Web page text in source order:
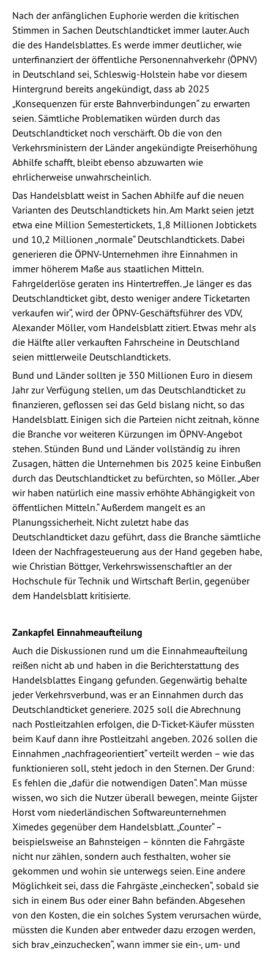
Nach der anfänglichen Euphorie werden die kritischen
Stimmen in Sachen Deutschlandticket immer lauter. Auch
die des Handelsblattes. Es werde immer deutlicher, wie
unterfinanziert der öffentliche Personennahverkehr (ÖPNV)
in Deutschland sei, Schleswig-Holstein habe vor diesem
Hintergrund bereits angekündigt, dass ab 2025
„Konsequenzen für erste Bahnverbindungen“ zu erwarten
seien. Sämtliche Problematiken würden durch das
Deutschlandticket noch verschärft. Ob die von den
Verkehrsministern der Länder angekündigte Preiserhöhung
Abhilfe schafft, bleibt ebenso abzuwarten wie
ehrlicherweise unwahrscheinlich.
Das Handelsblatt weist in Sachen Abhilfe auf die neuen
Varianten des Deutschlandtickets hin. Am Markt seien jetzt
etwa eine Million Semestertickets, 1,8 Millionen Jobtickets
und 10,2 Millionen „normale“ Deutschlandtickets. Dabei
generieren die ÖPNV-Unternehmen ihre Einnahmen in
immer höherem Maße aus staatlichen Mitteln.
Fahrgelderlöse geraten ins Hintertreffen. „Je länger es das
Deutschlandticket gibt, desto weniger andere Ticketarten
verkaufen wir“, wird der ÖPNV-Geschäftsführer des VDV,
Alexander Möller, vom Handelsblatt zitiert. Etwas mehr als
die Hälfte aller verkauften Fahrscheine in Deutschland
seien mittlerweile Deutschlandtickets.
Bund und Länder sollten je 350 Millionen Euro in diesem
Jahr zur Verfügung stellen, um das Deutschlandticket zu
finanzieren, geflossen sei das Geld bislang nicht, so das
Handelsblatt. Einigen sich die Parteien nicht zeitnah, könne
die Branche vor weiteren Kürzungen im ÖPNV-Angebot
stehen. Stünden Bund und Länder vollständig zu ihren
Zusagen, hätten die Unternehmen bis 2025 keine Einbußen
durch das Deutschlandticket zu befürchten, so Möller. „Aber
wir haben natürlich eine massiv erhöhte Abhängigkeit von
öffentlichen Mitteln.“ Außerdem mangelt es an
Planungssicherheit. Nicht zuletzt habe das
Deutschlandticket dazu geführt, dass die Branche sämtliche
Ideen der Nachfragesteuerung aus der Hand gegeben habe,
wie Christian Böttger, Verkehrswissenschaftler an der
Hochschule für Technik und Wirtschaft Berlin, gegenüber
dem Handelsblatt kritisierte.
Zankapfel Einnahmeaufteilung
Auch die Diskussionen rund um die Einnahmeaufteilung
reißen nicht ab und haben in die Berichterstattung des
Handelsblattes Eingang gefunden. Gegenwärtig behalte
jeder Verkehrsverbund, was er an Einnahmen durch das
Deutschlandticket generiere. 2025 soll die Abrechnung
nach Postleitzahlen erfolgen, die D-Ticket-Käufer müssten
beim Kauf dann ihre Postleitzahl angeben. 2026 sollen die
Einnahmen „nachfrageorientiert“ verteilt werden – wie das
funktionieren soll, steht jedoch in den Sternen. Der Grund:
Es fehlen die „dafür die notwendigen Daten“. Man müsse
wissen, wo sich die Nutzer überall bewegen, meinte Gijster
Horst vom niederländischen Softwareunternehmen
Ximedes gegenüber dem Handelsblatt. „Counter“ –
beispielsweise an Bahnsteigen – könnten die Fahrgäste
nicht nur zählen, sondern auch festhalten, woher sie
gekommen und wohin sie unterwegs seien. Eine andere
Möglichkeit sei, dass die Fahrgäste „einchecken“, sobald sie
sich in einem Bus oder einer Bahn befänden. Abgesehen
von den Kosten, die ein solches System verursachen würde,
müssten die Kunden aber entweder dazu erzogen werden,
sich brav „einzuchecken“, wann immer sie ein-, um- und